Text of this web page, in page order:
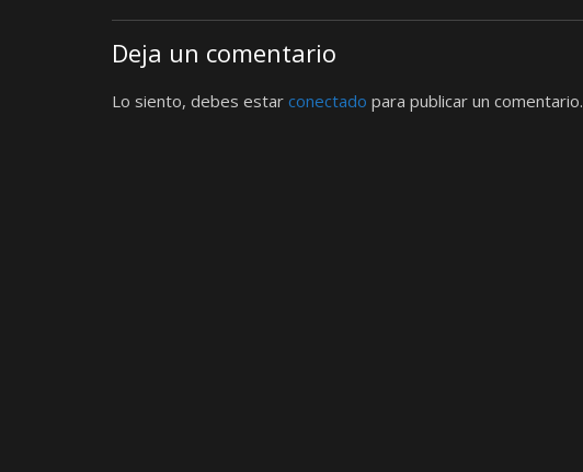
Deja un comentario
Lo siento, debes estar conectado para publicar un comentario.